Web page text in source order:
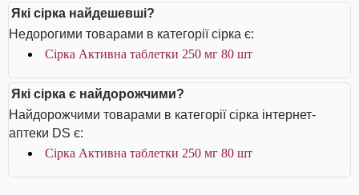
Які сірка найдешевші?
Недорогими товарами в категорії сірка є:
Сірка Активна таблетки 250 мг 80 шт
Які сірка є найдорожчими?
Найдорожчими товарами в категорії сірка інтернет-
аптеки DS є:
Сірка Активна таблетки 250 мг 80 шт